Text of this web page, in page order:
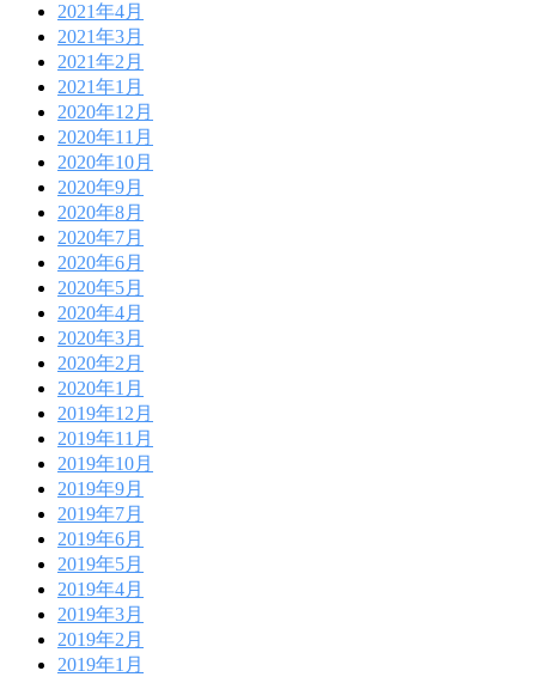
2021年4月
2021年3月
2021年2月
2021年1月
2020年12月
2020年11月
2020年10月
2020年9月
2020年8月
2020年7月
2020年6月
2020年5月
2020年4月
2020年3月
2020年2月
2020年1月
2019年12月
2019年11月
2019年10月
2019年9月
2019年7月
2019年6月
2019年5月
2019年4月
2019年3月
2019年2月
2019年1月